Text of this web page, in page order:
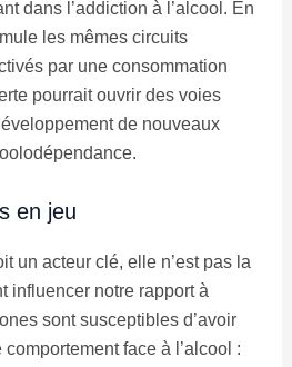
dans l’addiction à l’alcool. En
les mêmes circuits
par une consommation
pourrait ouvrir des voies
de nouveaux
en jeu
un acteur clé, elle n’est pas la
influencer notre rapport à
sont susceptibles d’avoir
face à l’alcool :